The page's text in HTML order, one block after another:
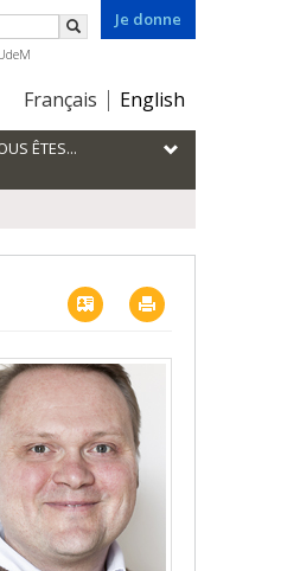
Je donne
Choix
la
langue
Français English
Rechercher
ÊTES...
Vcard